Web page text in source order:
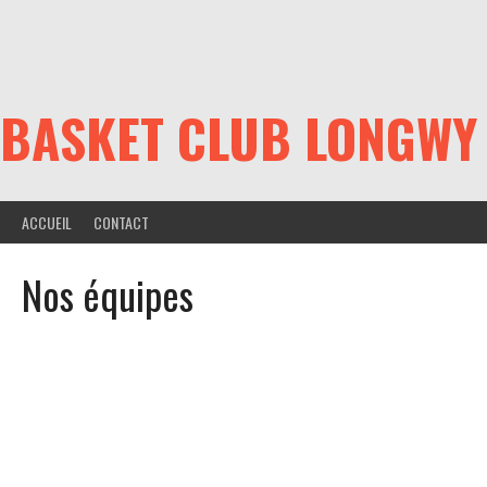
BASKET CLUB
ACCUEIL CONTACT
Nos équipes